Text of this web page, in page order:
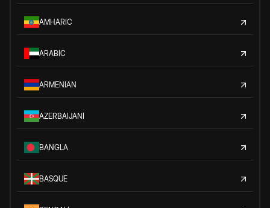
AMHARIC
ARABIC
ARMENIAN
AZERBAIJANI
BANGLA
BASQUE